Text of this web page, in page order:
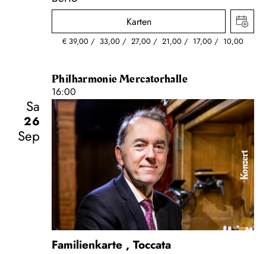
Karten
€ 39,00 33,00 27,00 21,00 17,00 10,00
Philharmonie Mercatorhalle
16:00
Sa
26
Sep
Konzert
Familienkarte , Toccata